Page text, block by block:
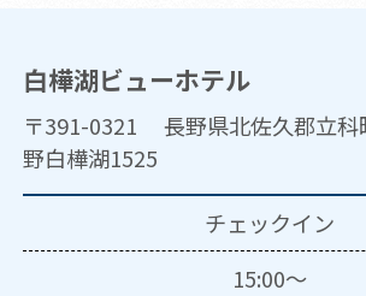
白樺湖ビューホテル
〒391-0321 長野県北佐久郡立科
野白樺湖1525
チェックイン
15:00～